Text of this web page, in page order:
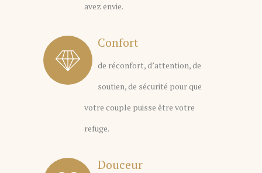
avez envie.
Confort
de réconfort, d’attention, de
soutien, de sécurité pour que
votre couple puisse être votre
refuge.
Douceur